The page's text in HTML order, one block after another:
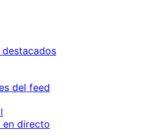
del feed
en directo